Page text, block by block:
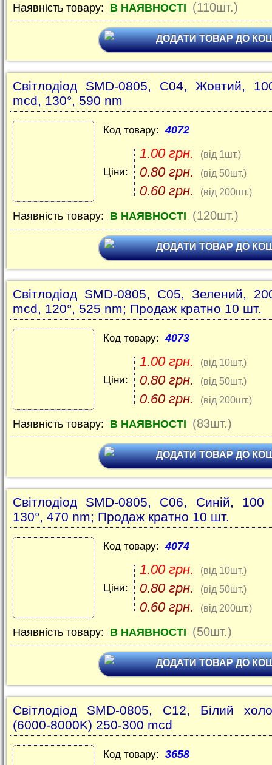
Наявність товару: В НАЯВНОСТІ (110шт.)
ДОДАТИ ТОВАР ДО
Світлодіод SMD-0805, C04, Жовтий,
mcd, 130°, 590 nm
Код товару: 4072
Ціни:
1.00 грн. (від 1шт.)
0.80 грн. (від 50шт.)
0.60 грн. (від 200шт.)
Наявність товару: В НАЯВНОСТІ (120шт.)
ДОДАТИ ТОВАР ДО
Світлодіод SMD-0805, C05, Зелений,
mcd, 120°, 525 nm; Продаж кратно 10 шт.
Код товару: 4073
Ціни:
1.00 грн. (від 10шт.)
0.80 грн. (від 50шт.)
0.60 грн. (від 200шт.)
Наявність товару: В НАЯВНОСТІ (83шт.)
ДОДАТИ ТОВАР ДО
Світлодіод SMD-0805, C06, Синій, 100
130°, 470 nm; Продаж кратно 10 шт.
Код товару: 4074
Ціни:
1.00 грн. (від 10шт.)
0.80 грн. (від 50шт.)
0.60 грн. (від 200шт.)
Наявність товару: В НАЯВНОСТІ (50шт.)
ДОДАТИ ТОВАР ДО
Світлодіод SMD-0805, C12, Білий
(6000-8000K) 250-300 mcd
Код товару: 3658